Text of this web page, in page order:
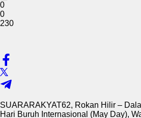
0
0
230
SUARARAKYAT62, Rokan Hilir –
Hari Buruh Internasional (May Day),